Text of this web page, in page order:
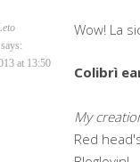
says:
at 13:50
Wow! La
Colibrì
My
Red